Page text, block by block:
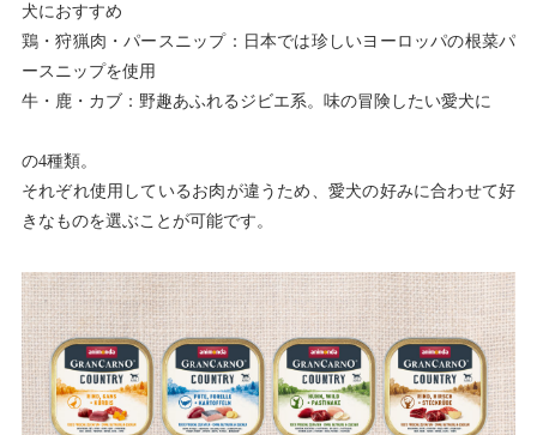
犬におすすめ
鶏・狩猟肉・パースニップ：日本では珍しいヨーロッパの根菜パ
ースニップを使用
牛・鹿・カブ：野趣あふれるジビエ系。味の冒険したい愛犬に
の4種類。
それぞれ使用しているお肉が違うため、愛犬の好みに合わせて好
きなものを選ぶことが可能です。